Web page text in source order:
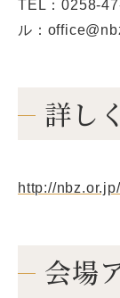
TEL：0258-
ル：
詳し
http://
会場